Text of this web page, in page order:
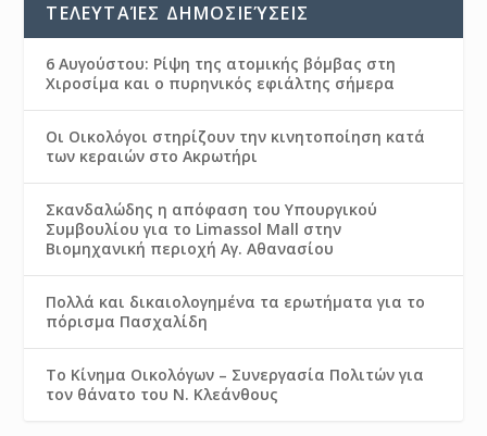
ΤΕΛΕΥΤΑΊΕΣ ΔΗΜΟΣΙΕΎΣΕΙΣ
6 Αυγούστου: Ρίψη της ατομικής βόμβας στη
Χιροσίμα και ο πυρηνικός εφιάλτης σήμερα
Οι Οικολόγοι στηρίζουν την κινητοποίηση κατά
των κεραιών στο Ακρωτήρι
Σκανδαλώδης η απόφαση του Υπουργικού
Συμβουλίου για το Limassol Mall στην
Βιομηχανική περιοχή Αγ. Αθανασίου
Πολλά και δικαιολογημένα τα ερωτήματα για το
πόρισμα Πασχαλίδη
Το Κίνημα Οικολόγων – Συνεργασία Πολιτών για
τον θάνατο του Ν. Κλεάνθους